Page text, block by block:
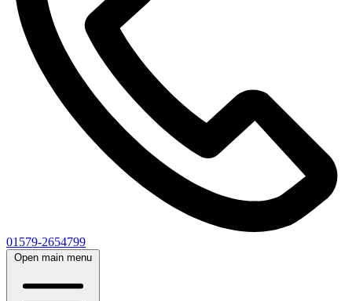
01579-2654799
Open main menu